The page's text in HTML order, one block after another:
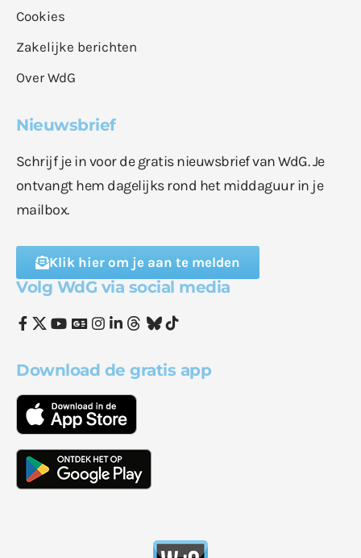
Cookies
Zakelijke berichten
Over WdG
Nieuwsbrief
Schrijf je in voor de gratis nieuwsbrief van WdG. Je
ontvangt hem dagelijks rond het middaguur in je
mailbox.
Klik hier om je aan te melden
Volg WdG via social media
Download de gratis app